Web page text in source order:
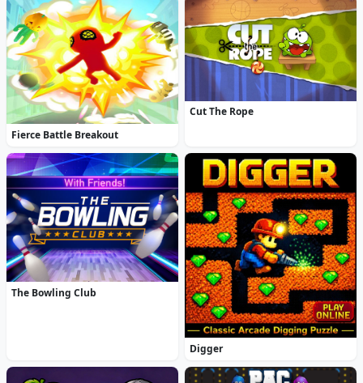
Fierce Battle Breakout
Cut The Rope
The Bowling Club
Digger